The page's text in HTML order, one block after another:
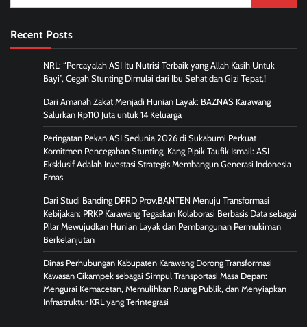
for:
Recent Posts
NRL: “Percayalah ASI Itu Nutrisi Terbaik yang Allah Kasih Untuk
Bayi”, Cegah Stunting Dimulai dari Ibu Sehat dan Gizi Tepat,!
Dari Amanah Zakat Menjadi Hunian Layak: BAZNAS Karawang
Salurkan Rp110 Juta untuk 14 Keluarga
Peringatan Pekan ASI Sedunia 2026 di Sukabumi Perkuat
Komitmen Pencegahan Stunting, Kang Pipik Taufik Ismail: ASI
Eksklusif Adalah Investasi Strategis Membangun Generasi Indonesia
Emas
Dari Studi Banding DPRD Prov.BANTEN Menuju Transformasi
Kebijakan: PRKP Karawang Tegaskan Kolaborasi Berbasis Data sebagai
Pilar Mewujudkan Hunian Layak dan Pembangunan Permukiman
Berkelanjutan
Dinas Perhubungan Kabupaten Karawang Dorong Transformasi
Kawasan Cikampek sebagai Simpul Transportasi Masa Depan:
Mengurai Kemacetan, Memulihkan Ruang Publik, dan Menyiapkan
Infrastruktur KRL yang Terintegrasi